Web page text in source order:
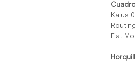
Kaius
Flat